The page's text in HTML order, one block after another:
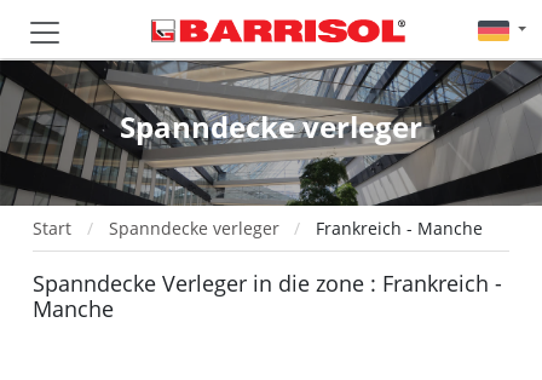
Spanndecke verleger
Start Spanndecke verleger Frankreich - Manche
Spanndecke Verleger in die zone : Frankreich -
Manche